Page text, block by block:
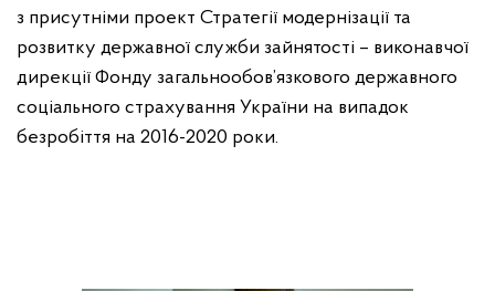
з присутніми проект Стратегії модернізації та
розвитку державної служби зайнятості – виконавчої
дирекції Фонду загальнообов’язкового державного
соціального страхування України на випадок
безробіття на 2016-2020 роки.